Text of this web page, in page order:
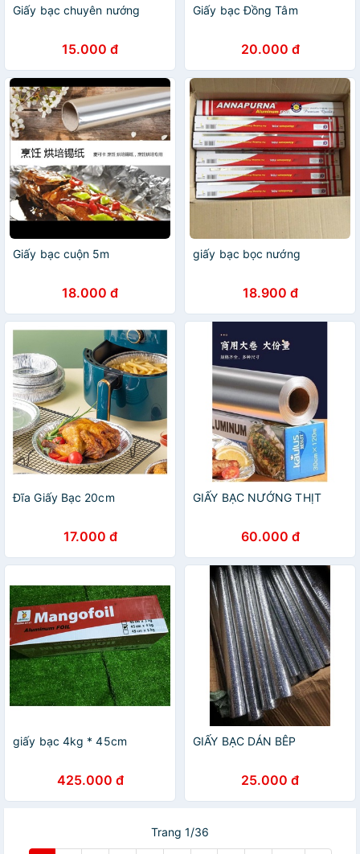
Giấy bạc chuyên nướng
15.000 đ
Giấy bạc Đồng Tâm
20.000 đ
Giấy bạc cuộn 5m
18.000 đ
giấy bạc bọc nướng
18.900 đ
Đĩa Giấy Bạc 20cm
17.000 đ
GIẤY BẠC NƯỚNG THỊT
60.000 đ
giấy bạc 4kg * 45cm
425.000 đ
GIẤY BẠC DÁN BÊP
25.000 đ
Trang 1/36